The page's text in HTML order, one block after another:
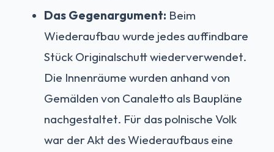
Das Gegenargument: Beim
Wiederaufbau wurde jedes auffindbare
Stück Originalschutt wiederverwendet.
Die Innenräume wurden anhand von
Gemälden von Canaletto als Baupläne
nachgestaltet. Für das polnische Volk
war der Akt des Wiederaufbaus eine